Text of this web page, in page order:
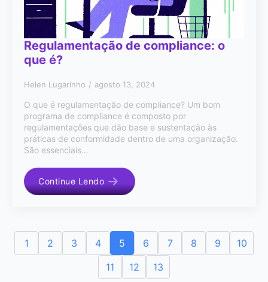
Regulamentação de compliance: o
que é?
Helen Lugarinho agosto 13, 2024
O que é regulamentação de compliance? Um bom
programa de compliance é composto por
regulamentações que dão base e sustentação às
práticas de conformidade dentro de uma organização.
São essenciais…
Continue Lendo
1 2 3 4 5 6 7 8 9
10
11
12 13